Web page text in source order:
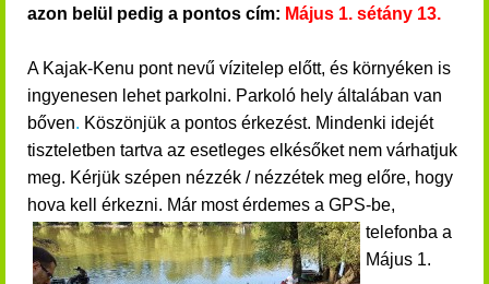
azon belül pedig a pontos cím: Május 1. sétány 13.
A Kajak-Kenu pont nevű vízitelep előtt, és környéken is
ingyenesen lehet parkolni. Parkoló hely általában van
bőven. Köszönjük a pontos érkezést. Mindenki idejét
tiszteletben tartva az esetleges elkésőket nem várhatjuk
meg. Kérjük szépen nézzék / nézzétek meg előre, hogy
hova kell érkezni. Már most érdemes a GPS-be,
telefonba a
Május 1.